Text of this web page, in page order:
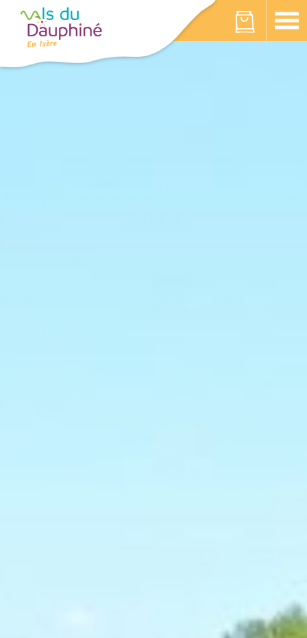
Votre panier est vide
Panneau de gestion des cookies